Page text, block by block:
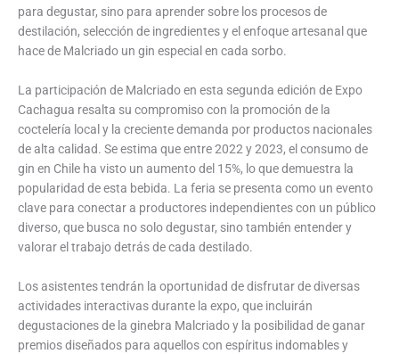
para degustar, sino para aprender sobre los procesos de
destilación, selección de ingredientes y el enfoque artesanal que
hace de Malcriado un gin especial en cada sorbo.
La participación de Malcriado en esta segunda edición de Expo
Cachagua resalta su compromiso con la promoción de la
coctelería local y la creciente demanda por productos nacionales
de alta calidad. Se estima que entre 2022 y 2023, el consumo de
gin en Chile ha visto un aumento del 15%, lo que demuestra la
popularidad de esta bebida. La feria se presenta como un evento
clave para conectar a productores independientes con un público
diverso, que busca no solo degustar, sino también entender y
valorar el trabajo detrás de cada destilado.
Los asistentes tendrán la oportunidad de disfrutar de diversas
actividades interactivas durante la expo, que incluirán
degustaciones de la ginebra Malcriado y la posibilidad de ganar
premios diseñados para aquellos con espíritus indomables y